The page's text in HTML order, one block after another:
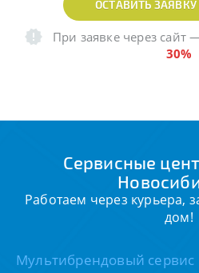
ОСТАВИТЬ
При заявке через сайт
30%
Сервисные
Работаем через курьера,
дом!
Мультибрендовый сервис